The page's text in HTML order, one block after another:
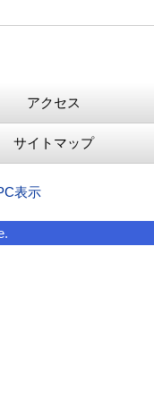
アクセス
サイトマップ
表示